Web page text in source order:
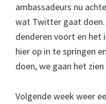
ambassadeurs nu
wat Twitter gaat
denderen voort en het
hier op in te springen
doen, we gaan het
Volgende week weer